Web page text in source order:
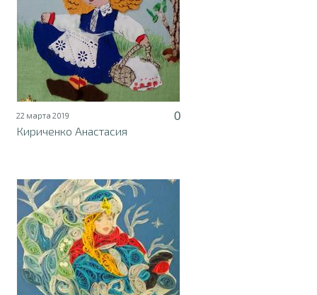
22 марта 2019
0
Кириченко Анастасия